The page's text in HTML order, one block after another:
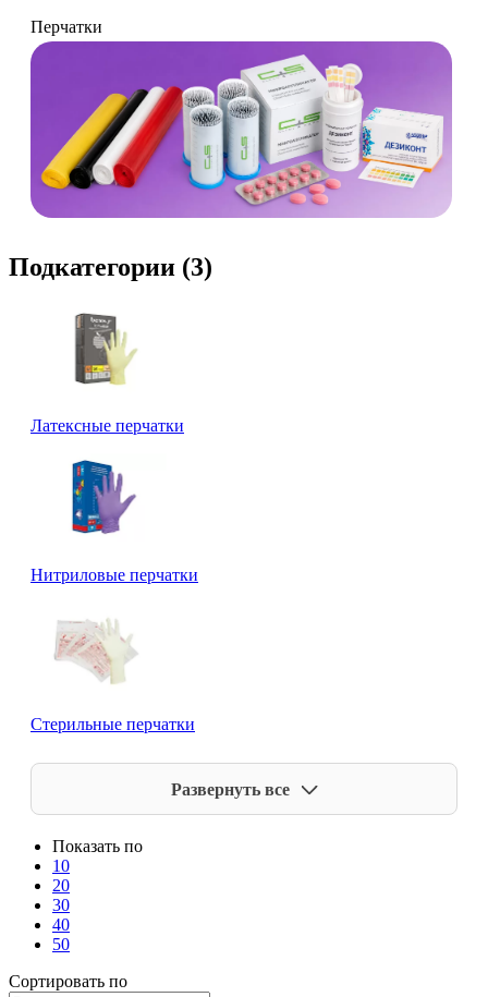
Перчатки
Подкатегории (3)
Латексные перчатки
Нитриловые перчатки
Стерильные перчатки
Развернуть все
Показать по
10
20
30
40
50
Сортировать по